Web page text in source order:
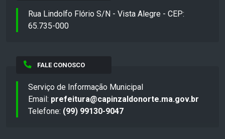
Rua Lindolfo Flório S/N - Vista Alegre - CEP:
65.735-000
FALE CONOSCO
Serviço de Informação Municipal
Email: prefeitura@capinzaldonorte.ma.gov.br
Telefone: (99) 99130-9047